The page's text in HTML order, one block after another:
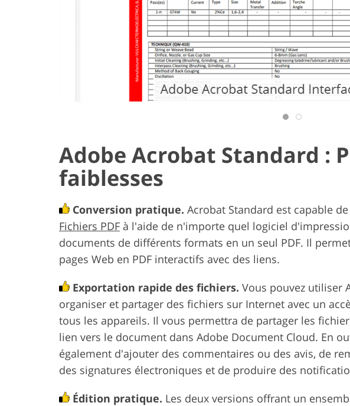
Adobe Acrobat Standard :
faiblesses
Conversion pratique. Acrobat Standard est capable
Fichiers PDF à l'aide de n'importe quel logiciel
documents de différents formats en un seul PDF. Il
pages Web en PDF interactifs avec des liens.
Exportation rapide des fichiers. Vous pouvez utiliser
organiser et partager des fichiers sur Internet avec un
tous les appareils. Il vous permettra de partager les
lien vers le document dans Adobe Document Cloud. En
également d'ajouter des commentaires ou des avis, de
des signatures électroniques et de produire des
Édition pratique. Les deux versions offrant un